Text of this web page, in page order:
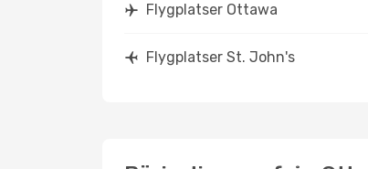
Flygplatser Ottawa
Flygplatser St. John's